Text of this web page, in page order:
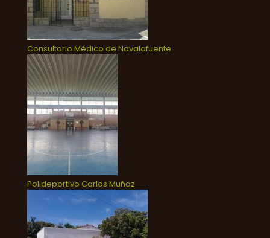
Consultorio Médico de Navalafuente
Polideportivo Carlos Muñoz